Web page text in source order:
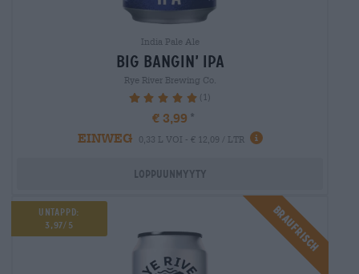
India Pale Ale
big bangin’ ipa
Rye River Brewing Co.
100% (1)
€ 3,99
EINWEG
0,33 L VOI - € 12,09 / LTR
Loppuunmyyty
BRAUFRISCH
UNTAPPD:
3,97/5